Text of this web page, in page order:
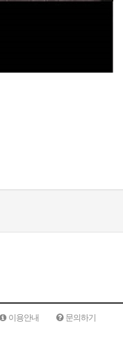
이용안내 문의하기